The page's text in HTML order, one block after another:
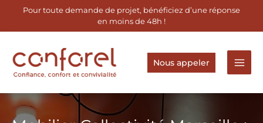
contenu
Pour toute demande de projet, bénéficiez d’une réponse
en moins de 48h !
Nous appeler